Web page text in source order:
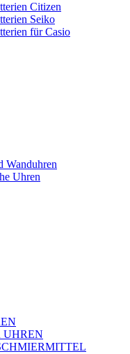
Citizen
Seiko
für Casio
Wanduhren
Uhren
UHREN